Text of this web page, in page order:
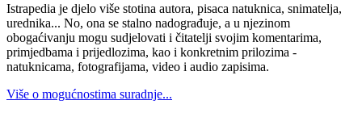
Istrapedia je djelo više stotina autora, pisaca natuknica, snimatelja,
urednika... No, ona se stalno nadograđuje, a u njezinom
obogaćivanju mogu sudjelovati i čitatelji svojim komentarima,
primjedbama i prijedlozima, kao i konkretnim prilozima -
natuknicama, fotografijama, video i audio zapisima.
Više o mogućnostima suradnje...